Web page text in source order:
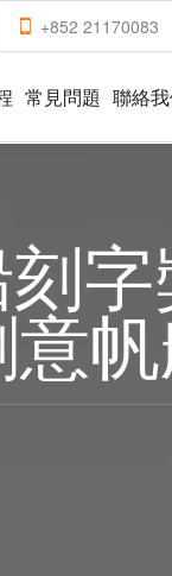
+852 21170083
常見問題 聯絡